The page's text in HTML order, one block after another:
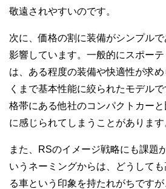
敬遠されやすいのです。
次に、価格の割に装備がシンプル
影響しています。一般的にスポー
は、ある程度の装備や快適性が求
くまで基本性能に絞られたモデル
格帯にある他社のコンパクトカー
に感じられてしまうことがあります
また、RSのイメージ戦略にも課題
いうネーミングからは、どうして
る車という印象を持たれがちです